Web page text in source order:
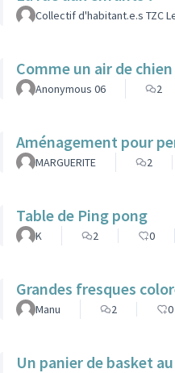
Collectif d'habitant.e.s TZC
Comme un air de chien
Anonymous 06 2
Aménagement pour
MARGUERITE 2
Table de Ping pong
K 2 0
Grandes fresques
Manu 2 0
Un panier de basket